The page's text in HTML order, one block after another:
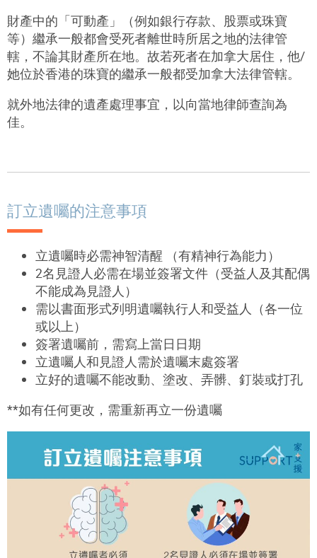
財產中的「可動產」（例如銀行存款、股票或珠寶
等）繼承一般都會受死者離世時所居之地的法律管
轄，不論其財產所在地。故若死者在加拿大居住，他/
她位於香港的珠寶的繼承一般都受加拿大法律管轄。
就外地法律的遺產處理事宜，以向當地律師查詢為
佳。
訂立遺囑的注意事項
立遺囑時必需神智清醒 （有精神行為能力）
2名見證人必需在場並簽署文件（受益人及其配偶
不能成為見證人）
需以書面形式列明遺囑執行人和受益人（各一位
或以上）
簽署遺囑前，需寫上當日日期
立遺囑人和見證人需於遺囑末處簽署
立好的遺囑不能改動、塗改、弄髒、釘裝或打孔
**如有任何更改，需重新再立一份遺囑